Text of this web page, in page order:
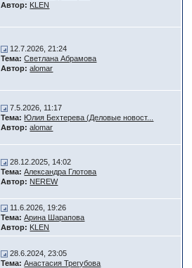
Автор: KLEN
12.7.2026, 21:24
Тема: Светлана Абрамова
Автор: alomar
7.5.2026, 11:17
Тема: Юлия Бехтерева (Деловые новост...
Автор: alomar
28.12.2025, 14:02
Тема: Александра Глотова
Автор: NEREW
11.6.2026, 19:26
Тема: Арина Шарапова
Автор: KLEN
28.6.2024, 23:05
Тема: Анастасия Трегубова